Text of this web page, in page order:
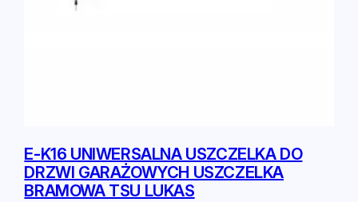
E-K16 UNIWERSALNA USZCZELKA DO
DRZWI GARAŻOWYCH USZCZELKA
BRAMOWA TSU LUKAS